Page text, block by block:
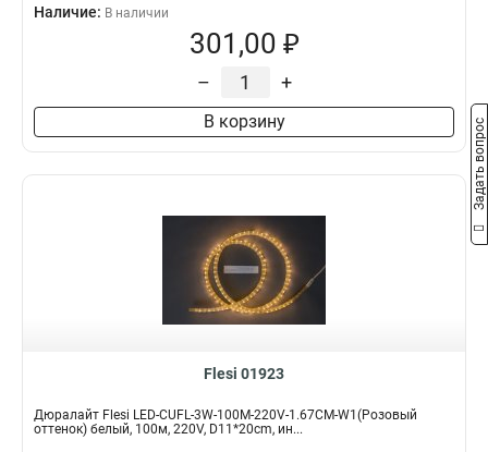
Наличие: В наличии
301,00 ₽
– +
В корзину
Flesi 01923
Дюралайт Flesi LED-CUFL-3W-100M-220V-1.67CM-W1(Розовый
оттенок) белый, 100м, 220V, D11*20cm, ин...
Задать вопрос